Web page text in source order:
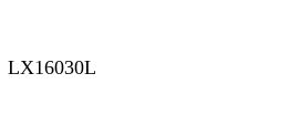
LX16030L